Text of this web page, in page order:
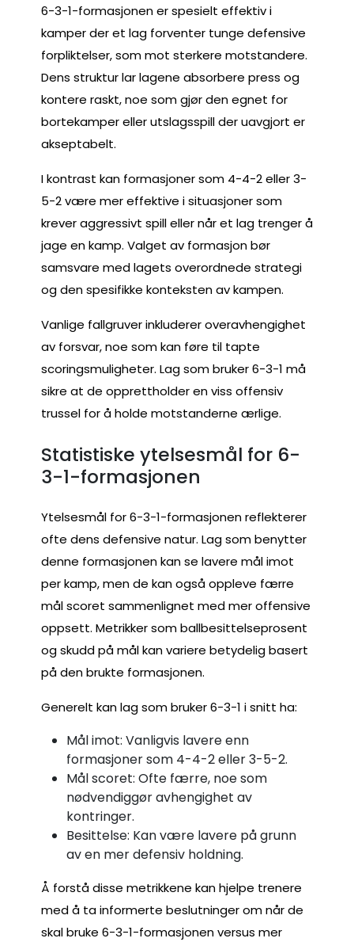
6-3-1-formasjonen er spesielt effektiv i
kamper der et lag forventer tunge defensive
forpliktelser, som mot sterkere motstandere.
Dens struktur lar lagene absorbere press og
kontere raskt, noe som gjør den egnet for
bortekamper eller utslagsspill der uavgjort er
akseptabelt.
I kontrast kan formasjoner som 4-4-2 eller 3-
5-2 være mer effektive i situasjoner som
krever aggressivt spill eller når et lag trenger å
jage en kamp. Valget av formasjon bør
samsvare med lagets overordnede strategi
og den spesifikke konteksten av kampen.
Vanlige fallgruver inkluderer overavhengighet
av forsvar, noe som kan føre til tapte
scoringsmuligheter. Lag som bruker 6-3-1 må
sikre at de opprettholder en viss offensiv
trussel for å holde motstanderne ærlige.
Statistiske ytelsesmål for 6-
3-1-formasjonen
Ytelsesmål for 6-3-1-formasjonen reflekterer
ofte dens defensive natur. Lag som benytter
denne formasjonen kan se lavere mål imot
per kamp, men de kan også oppleve færre
mål scoret sammenlignet med mer offensive
oppsett. Metrikker som ballbesittelseprosent
og skudd på mål kan variere betydelig basert
på den brukte formasjonen.
Generelt kan lag som bruker 6-3-1 i snitt ha:
Mål imot: Vanligvis lavere enn
formasjoner som 4-4-2 eller 3-5-2.
Mål scoret: Ofte færre, noe som
nødvendiggør avhengighet av
kontringer.
Besittelse: Kan være lavere på grunn
av en mer defensiv holdning.
Å forstå disse metrikkene kan hjelpe trenere
med å ta informerte beslutninger om når de
skal bruke 6-3-1-formasjonen versus mer